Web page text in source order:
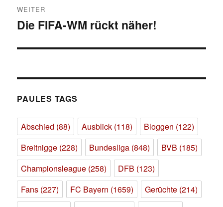
WEITER
Nächster
Die FIFA-WM rückt näher!
PAULES TAGS
Abschied (88) Ausblick (118) Bloggen (122)
Breitnigge (228) Bundesliga (848) BVB (185)
Championsleague (258) DFB (123)
Fans (227) FC Bayern (1659) Gerüchte (214)